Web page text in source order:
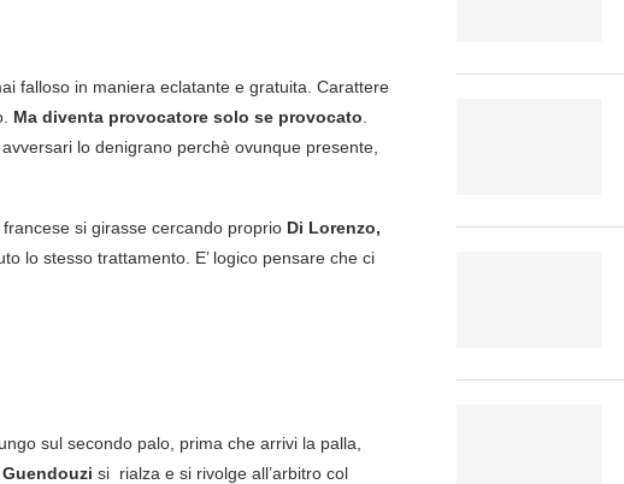
falloso in maniera eclatante e gratuita. Carattere
Ma diventa provocatore solo se provocato
lo denigrano perchè ovunque presente,
francese si girasse cercando proprio Di Lorenzo,
lo stesso trattamento. E’ logico pensare che ci
sul secondo palo, prima che arrivi la palla,
Guendouzi si rialza e si rivolge all’arbitro col